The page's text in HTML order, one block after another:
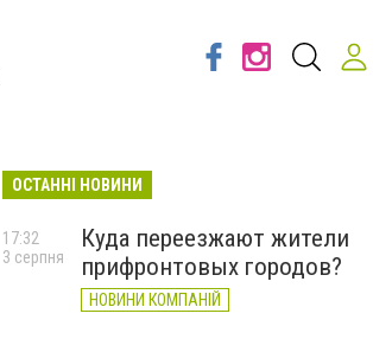
ОСТАННІ НОВИНИ
Куда переезжают жители
прифронтовых городов?
НОВИНИ КОМПАНІЙ
17:32
3 серпня